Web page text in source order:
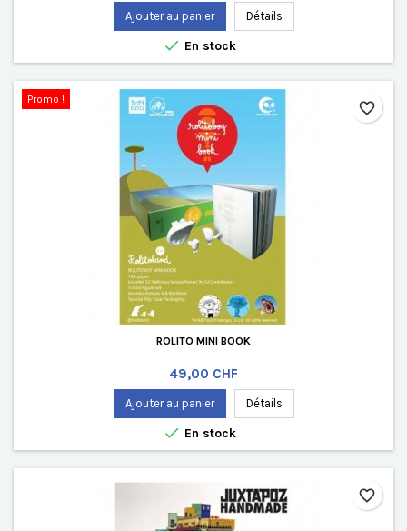
Ajouter au panier Détails
 En stock
Promo !
ROLITO MINI BOOK
Prix
49,00 CHF
Ajouter au panier Détails
 En stock
favorite_border
favorite_border